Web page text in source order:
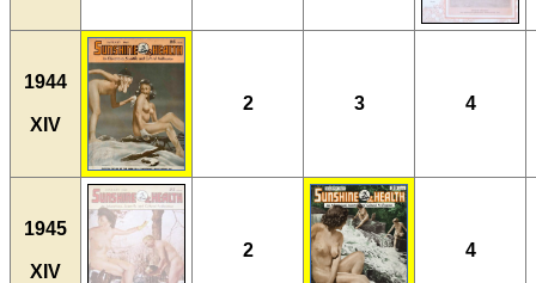
1944
XIV
2 3 4
1945
XIV
2 4